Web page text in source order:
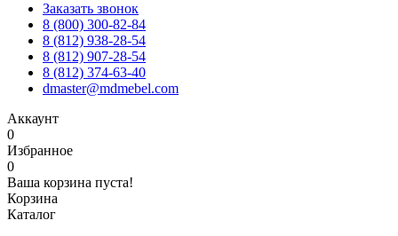
Заказать звонок
8 (800) 300-82-84
8 (812) 938-28-54
8 (812) 907-28-54
8 (812) 374-63-40
dmaster@mdmebel.com
Аккаунт
0
Избранное
0
Ваша корзина пуста!
Корзина
Каталог